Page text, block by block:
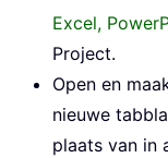
Excel,
Project.
Open en
nieuwe
plaats van in